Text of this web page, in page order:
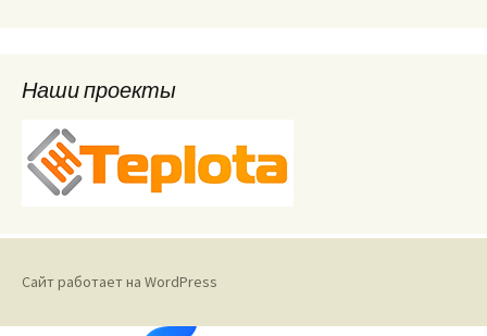
Наши проекты
Сайт работает на WordPress